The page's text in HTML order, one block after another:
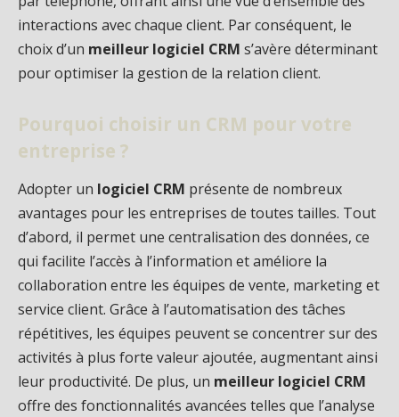
interactions avec chaque client. Par conséquent, le
choix d’un meilleur logiciel CRM s’avère déterminant
pour optimiser la gestion de la relation client.
Pourquoi choisir un CRM pour votre
entreprise ?
Adopter un logiciel CRM présente de nombreux
avantages pour les entreprises de toutes tailles. Tout
d’abord, il permet une centralisation des données, ce
qui facilite l’accès à l’information et améliore la
collaboration entre les équipes de vente, marketing et
service client. Grâce à l’automatisation des tâches
répétitives, les équipes peuvent se concentrer sur des
activités à plus forte valeur ajoutée, augmentant ainsi
leur productivité. De plus, un meilleur logiciel CRM
offre des fonctionnalités avancées telles que l’analyse